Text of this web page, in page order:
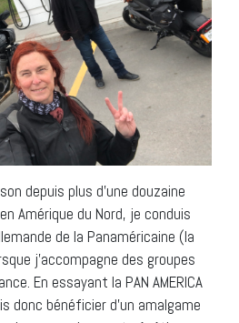
depuis plus d’une douzaine
Amérique du Nord, je conduis
de la Panaméricaine (la
j’accompagne des groupes
En essayant la PAN AMERICA
donc bénéficier d’un amalgame